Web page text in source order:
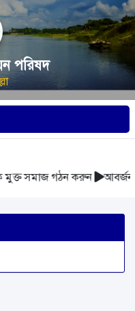
পরিষদ
সমাজ গঠন করুন আবর্জনা